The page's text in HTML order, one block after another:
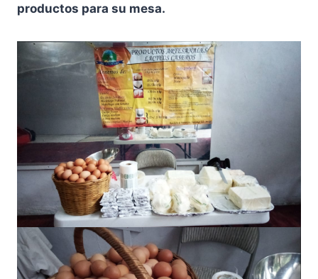
productos para su mesa.